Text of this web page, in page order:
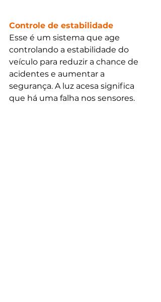
Controle de estabilidade
Esse é um sistema que age
controlando a estabilidade do
veículo para reduzir a chance de
acidentes e aumentar a
segurança. A luz acesa significa
que há uma falha nos sensores.